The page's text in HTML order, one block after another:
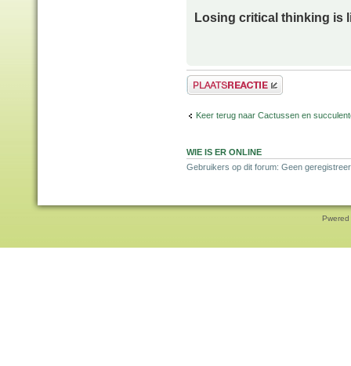
Losing critical thinking is
Plaats een reactie
Keer terug naar Cactussen en
WIE IS ER ONLINE
Gebruikers op dit forum: Geen